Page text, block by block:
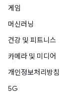
게임
머신러닝
건강 및 피트니스
카메라 및 미디어
개인정보처리방침
5G